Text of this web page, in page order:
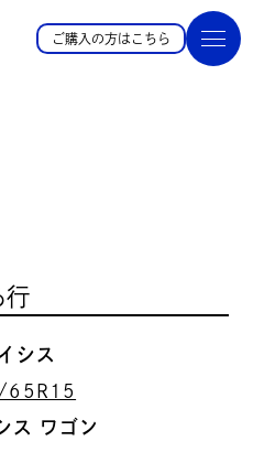
ご購入の方はこちら
行
シス
65R15
ス ワゴン